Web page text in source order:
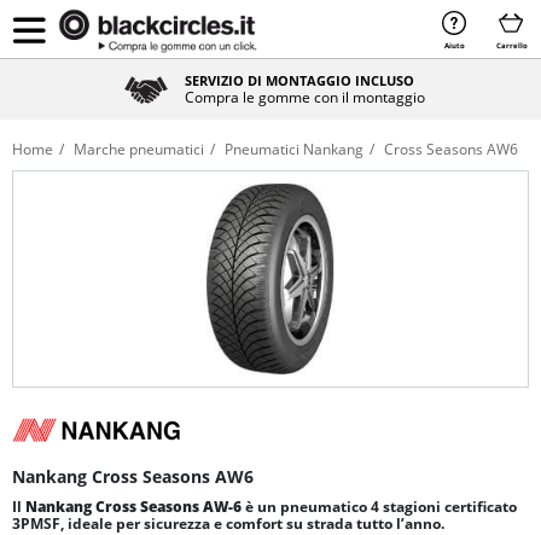
Aiuto Carrello
SERVIZIO DI MONTAGGIO INCLUSO
Compra le gomme con il montaggio
Home Marche pneumatici Pneumatici Nankang Cross Seasons AW6
Nankang Cross Seasons AW6
Il Nankang Cross Seasons AW-6è un pneumatico 4 stagioni certificato
3PMSF, ideale per sicurezza e comfort su strada tutto l’anno.